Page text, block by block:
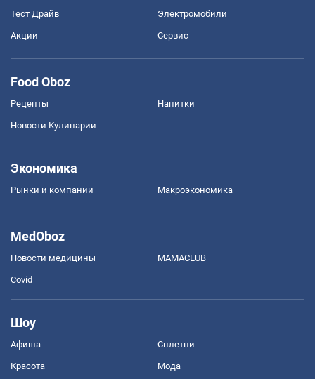
Тест Драйв Электромобили
Акции Сервис
Food Oboz
Рецепты Напитки
Новости Кулинарии
Экономика
Рынки и компании Mакроэкономика
MedOboz
Новости медицины MAMACLUB
Covid
Шоу
Афиша Сплетни
Красота Мода